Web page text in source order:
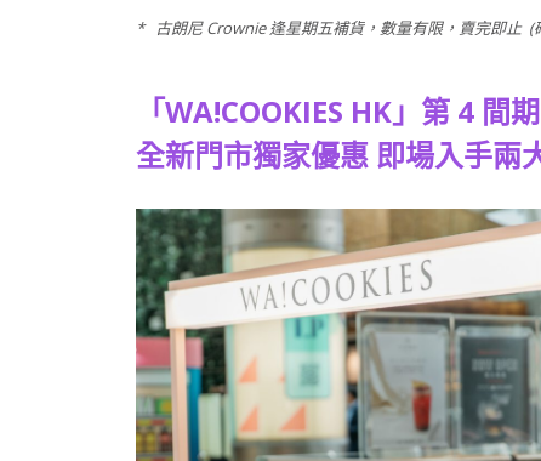
* 古朗尼 Crownie 逢星期五補貨，數量有限，賣完即止 (
「WA!COOKIES HK」第 4 間
全新門市獨家優惠 即場入手兩